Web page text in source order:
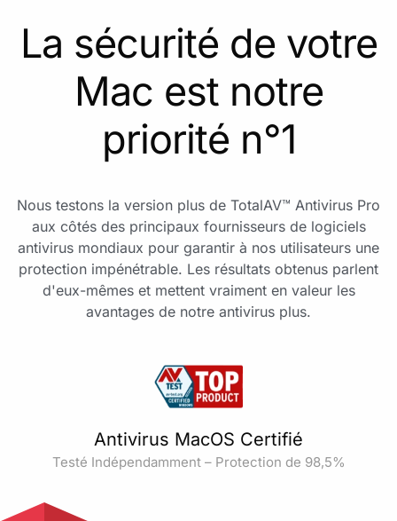
La sécurité de votre
Mac est notre
priorité n°1
Nous testons la version plus de TotalAV™ Antivirus Pro
aux côtés des principaux fournisseurs de logiciels
antivirus mondiaux pour garantir à nos utilisateurs une
protection impénétrable. Les résultats obtenus parlent
d'eux-mêmes et mettent vraiment en valeur les
avantages de notre antivirus plus.
Antivirus MacOS Certifié
Testé Indépendamment – Protection de 98,5%